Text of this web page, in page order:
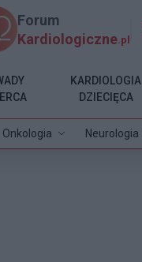
Forum
Kardiologiczne .pl
Onkologia Neurologia
KARDIOLOGIA
DZIECIĘCA